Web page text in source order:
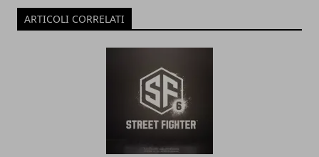
ARTICOLI CORRELATI